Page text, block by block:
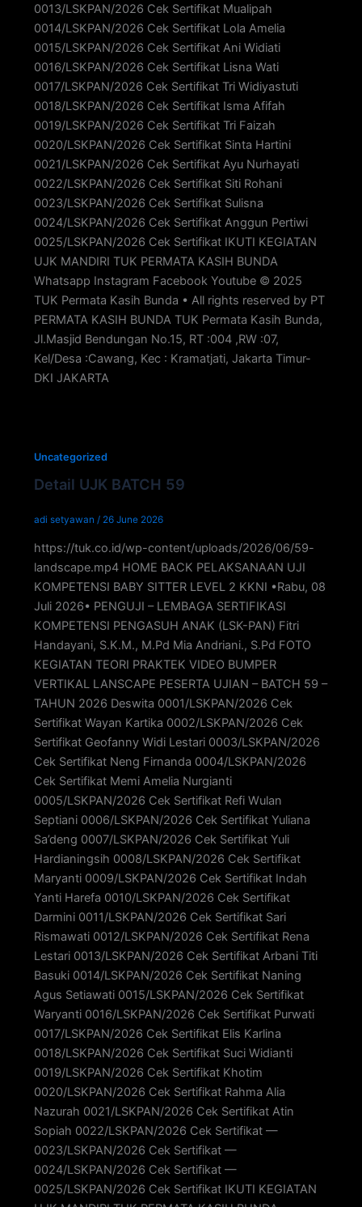
0013/LSKPAN/2026 Cek Sertifikat Mualipah
0014/LSKPAN/2026 Cek Sertifikat Lola Amelia
0015/LSKPAN/2026 Cek Sertifikat Ani Widiati
0016/LSKPAN/2026 Cek Sertifikat Lisna Wati
0017/LSKPAN/2026 Cek Sertifikat Tri Widiyastuti
0018/LSKPAN/2026 Cek Sertifikat Isma Afifah
0019/LSKPAN/2026 Cek Sertifikat Tri Faizah
0020/LSKPAN/2026 Cek Sertifikat Sinta Hartini
0021/LSKPAN/2026 Cek Sertifikat Ayu Nurhayati
0022/LSKPAN/2026 Cek Sertifikat Siti Rohani
0023/LSKPAN/2026 Cek Sertifikat Sulisna
0024/LSKPAN/2026 Cek Sertifikat Anggun Pertiwi
0025/LSKPAN/2026 Cek Sertifikat IKUTI KEGIATAN
UJK MANDIRI TUK PERMATA KASIH BUNDA
Whatsapp Instagram Facebook Youtube © 2025
TUK Permata Kasih Bunda • All rights reserved by PT
PERMATA KASIH BUNDA TUK Permata Kasih Bunda,
Jl.Masjid Bendungan No.15, RT :004 ,RW :07,
Kel/Desa :Cawang, Kec : Kramatjati, Jakarta Timur-
DKI JAKARTA
Uncategorized
Detail UJK BATCH 59
adi setyawan / 26 June 2026
https://tuk.co.id/wp-content/uploads/2026/06/59-
landscape.mp4 HOME BACK PELAKSANAAN UJI
KOMPETENSI BABY SITTER LEVEL 2 KKNI •Rabu, 08
Juli 2026• PENGUJI – LEMBAGA SERTIFIKASI
KOMPETENSI PENGASUH ANAK (LSK-PAN) Fitri
Handayani, S.K.M., M.Pd Mia Andriani., S.Pd FOTO
KEGIATAN TEORI PRAKTEK VIDEO BUMPER
VERTIKAL LANSCAPE PESERTA UJIAN – BATCH 59 –
TAHUN 2026 Deswita 0001/LSKPAN/2026 Cek
Sertifikat Wayan Kartika 0002/LSKPAN/2026 Cek
Sertifikat Geofanny Widi Lestari 0003/LSKPAN/2026
Cek Sertifikat Neng Firnanda 0004/LSKPAN/2026
Cek Sertifikat Memi Amelia Nurgianti
0005/LSKPAN/2026 Cek Sertifikat Refi Wulan
Septiani 0006/LSKPAN/2026 Cek Sertifikat Yuliana
Sa’deng 0007/LSKPAN/2026 Cek Sertifikat Yuli
Hardianingsih 0008/LSKPAN/2026 Cek Sertifikat
Maryanti 0009/LSKPAN/2026 Cek Sertifikat Indah
Yanti Harefa 0010/LSKPAN/2026 Cek Sertifikat
Darmini 0011/LSKPAN/2026 Cek Sertifikat Sari
Rismawati 0012/LSKPAN/2026 Cek Sertifikat Rena
Lestari 0013/LSKPAN/2026 Cek Sertifikat Arbani Titi
Basuki 0014/LSKPAN/2026 Cek Sertifikat Naning
Agus Setiawati 0015/LSKPAN/2026 Cek Sertifikat
Waryanti 0016/LSKPAN/2026 Cek Sertifikat Purwati
0017/LSKPAN/2026 Cek Sertifikat Elis Karlina
0018/LSKPAN/2026 Cek Sertifikat Suci Widianti
0019/LSKPAN/2026 Cek Sertifikat Khotim
0020/LSKPAN/2026 Cek Sertifikat Rahma Alia
Nazurah 0021/LSKPAN/2026 Cek Sertifikat Atin
Sopiah 0022/LSKPAN/2026 Cek Sertifikat —
0023/LSKPAN/2026 Cek Sertifikat —
0024/LSKPAN/2026 Cek Sertifikat —
0025/LSKPAN/2026 Cek Sertifikat IKUTI KEGIATAN